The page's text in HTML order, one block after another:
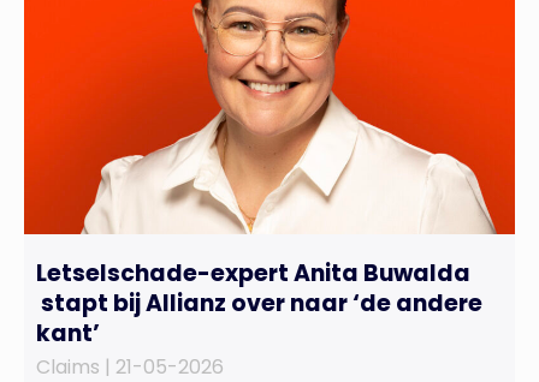
Letselschade-expert Anita Buwalda
stapt bij Allianz over naar ‘de andere
kant’
Claims | 21-05-2026